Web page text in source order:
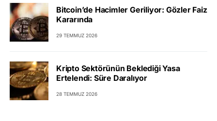
Bitcoin’de Hacimler Geriliyor: Gözler Faiz
Kararında
29 TEMMUZ 2026
Kripto Sektörünün Beklediği Yasa
Ertelendi: Süre Daralıyor
28 TEMMUZ 2026